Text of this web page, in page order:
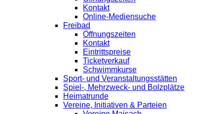
Kontakt
Online-Mediensuche
Freibad
Öffnungszeiten
Kontakt
Eintrittspreise
Ticketverkauf
Schwimmkurse
Sport- und Veranstaltungsstätten
Spiel-, Mehrzweck- und Bolzplätze
Heimatrunde
Vereine, Initiativen & Parteien